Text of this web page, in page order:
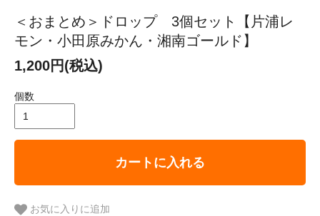
＜おまとめ＞ドロップ 3個セット【片浦レ
モン・小田原みかん・湘南ゴールド】
1,200円(税込)
個数
カートに入れる
お気に入りに追加